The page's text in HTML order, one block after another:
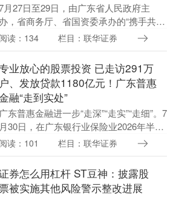
月27日至29日，由广东省人民政府主
办，省商务厅、省国资委承办的“携手共建
粤港澳大湾区·中央企业对接会”在北京举
配资哪里可....
阅读：134 栏目：联华证券
业放心的股票投资 已走访291万
户、发放贷款1180亿元！广东普惠
融“走到实处”
广东普惠金融进一步“走深”“走实”“走细”。7
月30日，在广东银行业保险业2026年半年
度新闻通气会上，广东金融监管局党委委
行....
阅读：101 栏目：联华证券
券怎么用杠杆 ST豆神：披露股
票被实施其他风险警示整改进展